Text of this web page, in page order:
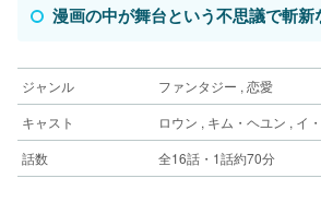
漫画の中が舞台という不思議で斬
ジャンル
ファンタジー , 恋愛
キャスト
ロウン , キム・ヘユン , イ
話数
全16話・1話約70分